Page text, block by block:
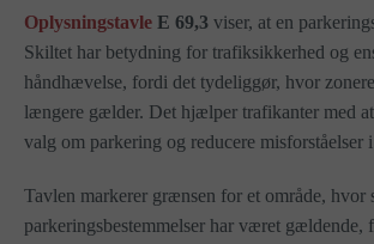
Oplysningstavle E 69,3 viser, at en
Skiltet har betydning for trafiksikkerhed og
håndhævelse, fordi det tydeliggør, hvor
længere gælder. Det hjælper trafikanter med
valg om parkering og reducere misforståelser
Tavlen markerer grænsen for et område, hvor
parkeringsbestemmelser har været gældende,